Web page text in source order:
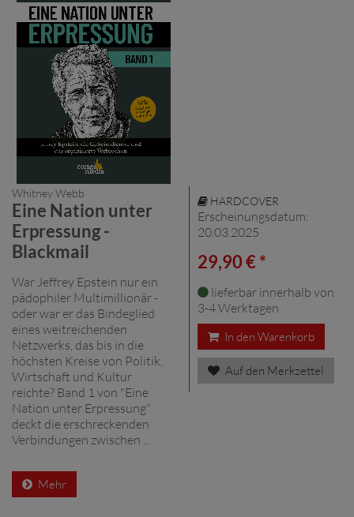
Whitney Webb
Eine Nation unter
Erpressung -
Blackmail
War Jeffrey Epstein nur ein
pädophiler Multimillionär -
oder war er das Bindeglied
eines weitreichenden
Netzwerks, das bis in die
höchsten Kreise von Politik,
Wirtschaft und Kultur
reichte? Band 1 von "Eine
Nation unter Erpressung"
deckt die erschreckenden
Verbindungen zwischen ...
Mehr
HARDCOVER
Erscheinungsdatum:
20.03.2025
29,90 € *
lieferbar innerhalb von
3-4 Werktagen
In den Warenkorb
Auf den Merkzettel